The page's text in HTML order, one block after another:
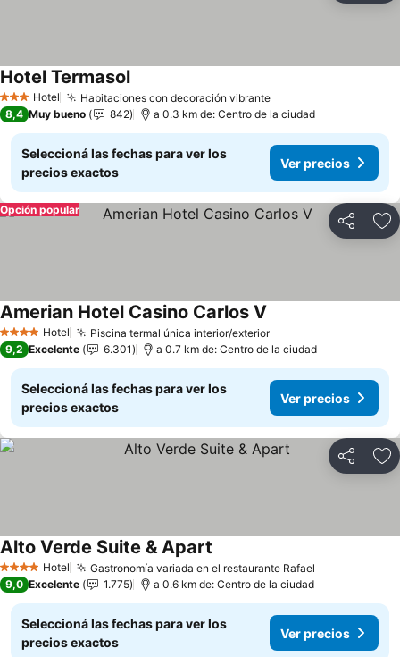
3 Estrellas
Hotel Habitaciones con decoración vibranteVer precios
Hotel TermasolVer precios
8,4 Muy bueno 842 a 0.3 km de: Centro de la ciudad
Seleccioná las fechas para ver los
precios exactos
Ver precios
Compartir
Opción popular
4 EstrellasHotel Piscina termal única interior/exteriorVer precios
Amerian Hotel Casino Carlos V
9,2 Excelente 6.301 a 0.7 km de: Centro de la ciudad
Seleccioná las fechas para ver los
precios exactos
Ver precios
Compartir
4 EstrellasHotel Gastronomía variada en el restaurante Rafael
Alto Verde Suite & Apart
9,0 Excelente 1.775 a 0.6 km de: Centro de la ciudad
Seleccioná las fechas para ver los
precios exactos
Ver precios